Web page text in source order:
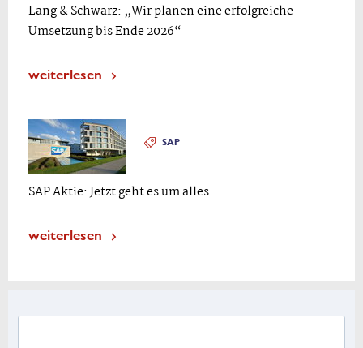
Lang & Schwarz: „Wir planen eine erfolgreiche
Umsetzung bis Ende 2026“
weiterlesen
SAP
SAP Aktie: Jetzt geht es um alles
weiterlesen